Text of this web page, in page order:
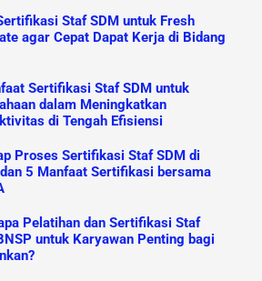
Staf SDM untuk Fresh
agar Cepat Dapat Kerja di Bidang
Sertifikasi Staf SDM untuk
dalam Meningkatkan
di Tengah Efisiensi
Proses Sertifikasi Staf SDM di
5 Manfaat Sertifikasi bersama
Pelatihan dan Sertifikasi Staf
untuk Karyawan Penting bagi